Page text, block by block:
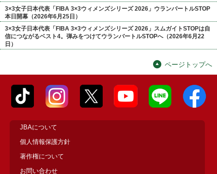
3×3女子日本代表「FIBA 3×3ウィメンズシリーズ 2026」ウランバートルSTOP
本日開幕（2026年6月25日）
3×3女子日本代表「FIBA 3×3ウィメンズシリーズ 2026」スムガイトSTOPは自
信につながるベスト4。弾みをつけてウランバートルSTOPへ（2026年6月22
日）
ページトップへ
JBAについて
個人情報保護方針
著作権について
お問い合わせ